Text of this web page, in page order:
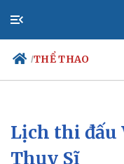
/THỂ THAO
Chính trị
Đảng
Lịch thi đấu
Thụy Sĩ